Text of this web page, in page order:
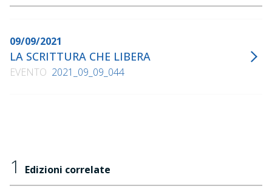
09/09/2021
LA SCRITTURA CHE LIBERA
EVENTO 2021_09_09_044
1 Edizioni correlate